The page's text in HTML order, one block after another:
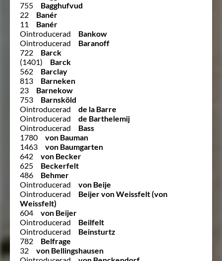
755
Bagghufvud
22
Banér
11
Banér
Ointroducerad
Bankow
Ointroducerad
Baranoff
722
Barck
(1401)
Barck
562
Barclay
813
Barneken
23
Barnekow
753
Barnsköld
Ointroducerad
de la Barre
Ointroducerad
de Barthelemij
Ointroducerad
Bass
1780
von Bauman
1463
von Baumgarten
642
von Becker
625
Beckerfelt
486
Behmer
Ointroducerad
von Beije
Ointroducerad
Beijer von Weissfelt (von
Weissfelt)
604
von Beijer
Ointroducerad
Beilfelt
Ointroducerad
Beinsturtz
782
Belfrage
32
von Bellingshausen